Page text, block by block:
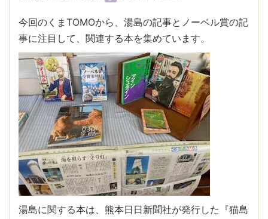
今回のくまTOMOから、湯島の記事とノーベル賞の記
事に注目して、関連する本を集めています。
湯島に関する本は、熊本日日新聞社が発行した『猫島